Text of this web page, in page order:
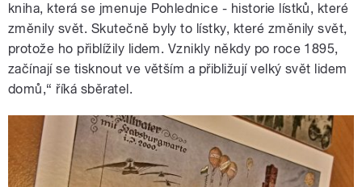
kniha, která se jmenuje Pohlednice - historie lístků, které
změnily svět. Skutečně byly to lístky, které změnily svět,
protože ho přiblížily lidem. Vznikly někdy po roce 1895,
začínají se tisknout ve větším a přibližují velký svět lidem
domů,“ říká sběratel.